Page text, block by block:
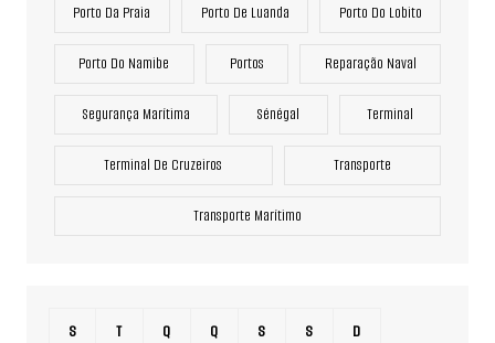
Porto Da Praia Porto De Luanda Porto Do Lobito
Porto Do Namibe Portos Reparação Naval
Segurança Marítima Sénégal Terminal
Terminal De Cruzeiros Transporte
Transporte Marítimo
S T Q Q S S D